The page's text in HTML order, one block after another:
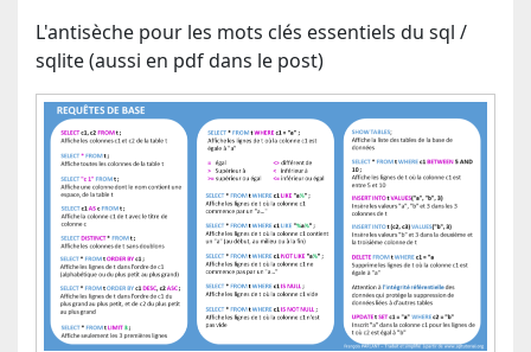
L'antisèche pour les mots clés essentiels du sql /
sqlite (aussi en pdf dans le post)